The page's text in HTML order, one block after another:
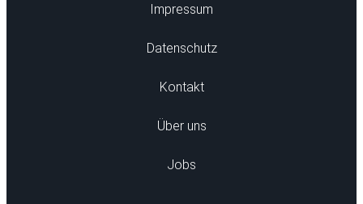
Impressum
Datenschutz
Kontakt
Über uns
Jobs